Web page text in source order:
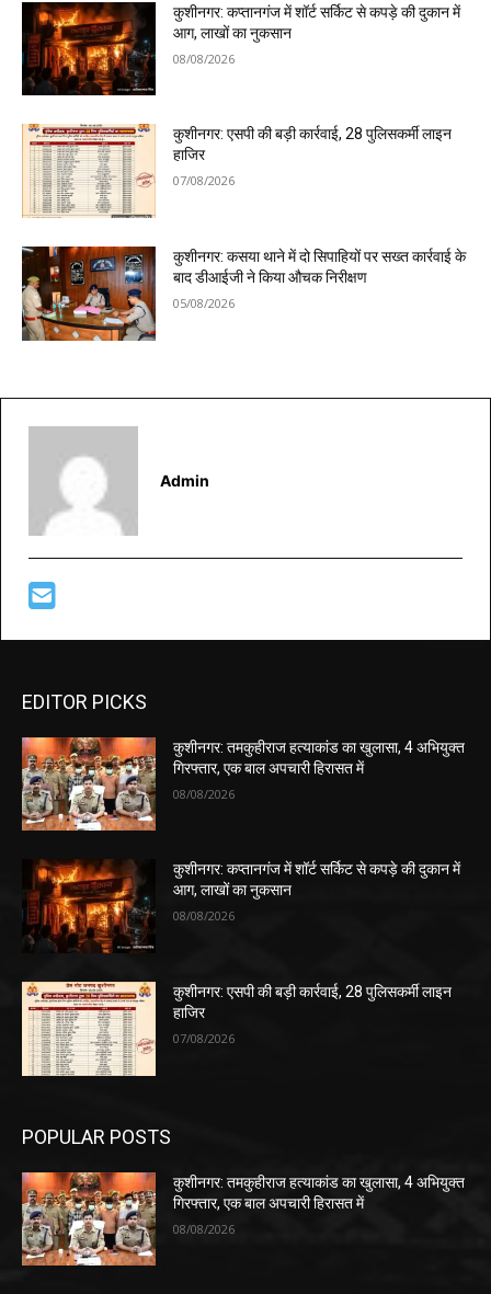
कुशीनगर: कप्तानगंज में शॉर्ट सर्किट से कपड़े की दुकान में
आग, लाखों का नुकसान
08/08/2026
कुशीनगर: एसपी की बड़ी कार्रवाई, 28 पुलिसकर्मी लाइन
हाजिर
07/08/2026
कुशीनगर: कसया थाने में दो सिपाहियों पर सख्त कार्रवाई के
बाद डीआईजी ने किया औचक निरीक्षण
05/08/2026
Admin
EDITOR PICKS
कुशीनगर: तमकुहीराज हत्याकांड का खुलासा, 4 अभियुक्त
गिरफ्तार, एक बाल अपचारी हिरासत में
08/08/2026
कुशीनगर: कप्तानगंज में शॉर्ट सर्किट से कपड़े की दुकान में
आग, लाखों का नुकसान
08/08/2026
कुशीनगर: एसपी की बड़ी कार्रवाई, 28 पुलिसकर्मी लाइन
हाजिर
07/08/2026
POPULAR POSTS
कुशीनगर: तमकुहीराज हत्याकांड का खुलासा, 4 अभियुक्त
गिरफ्तार, एक बाल अपचारी हिरासत में
08/08/2026